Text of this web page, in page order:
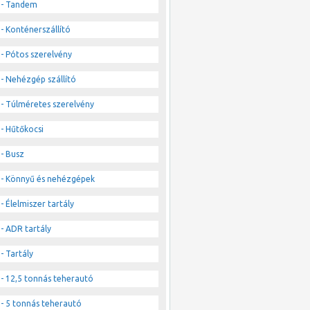
- Tandem
- Konténerszállító
- Pótos szerelvény
- Nehézgép szállító
- Túlméretes szerelvény
- Hűtőkocsi
- Busz
- Könnyű és nehézgépek
- Élelmiszer tartály
- ADR tartály
- Tartály
- 12,5 tonnás teherautó
- 5 tonnás teherautó